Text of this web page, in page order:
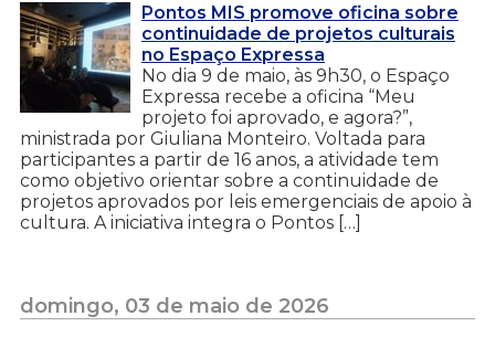
Pontos MIS promove oficina sobre
continuidade de projetos culturais
no Espaço Expressa
No dia 9 de maio, às 9h30, o Espaço
Expressa recebe a oficina “Meu
projeto foi aprovado, e agora?”,
ministrada por Giuliana Monteiro. Voltada para
participantes a partir de 16 anos, a atividade tem
como objetivo orientar sobre a continuidade de
projetos aprovados por leis emergenciais de apoio à
cultura. A iniciativa integra o Pontos […]
domingo, 03 de maio de 2026